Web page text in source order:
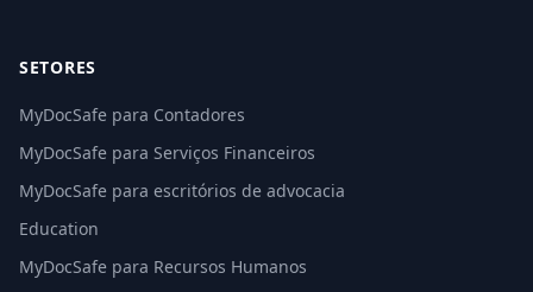
SETORES
MyDocSafe para Contadores
MyDocSafe para Serviços Financeiros
MyDocSafe para escritórios de advocacia
Education
MyDocSafe para Recursos Humanos